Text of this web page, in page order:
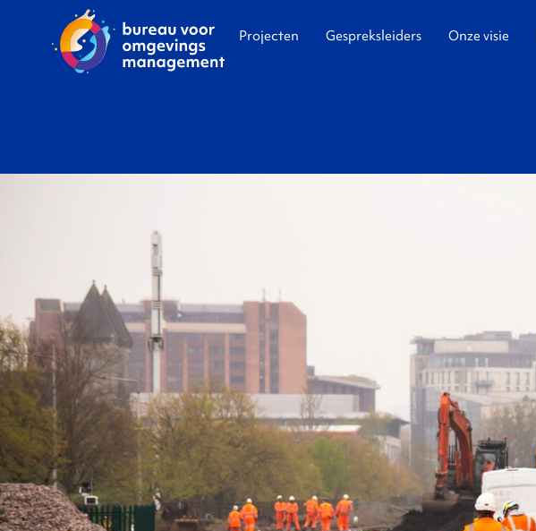
Projecten Gespreksleiders Onze visie